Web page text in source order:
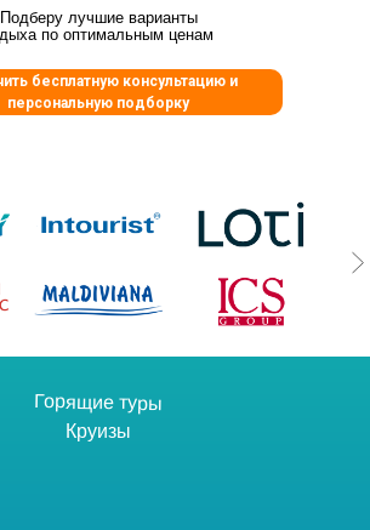
Подберу лучшие варианты
по оптимальным ценам
бесплатную консультацию и
персональную подборку
Горящие туры
Круизы